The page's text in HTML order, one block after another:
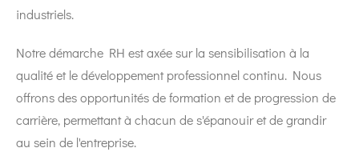
industriels.
Notre démarche RH est axée sur la sensibilisation à la
qualité et le développement professionnel continu. Nous
offrons des opportunités de formation et de progression de
carrière, permettant à chacun de s'épanouir et de grandir
au sein de l'entreprise.